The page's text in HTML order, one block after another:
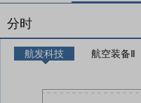
分时
航发科技 航空装备Ⅱ